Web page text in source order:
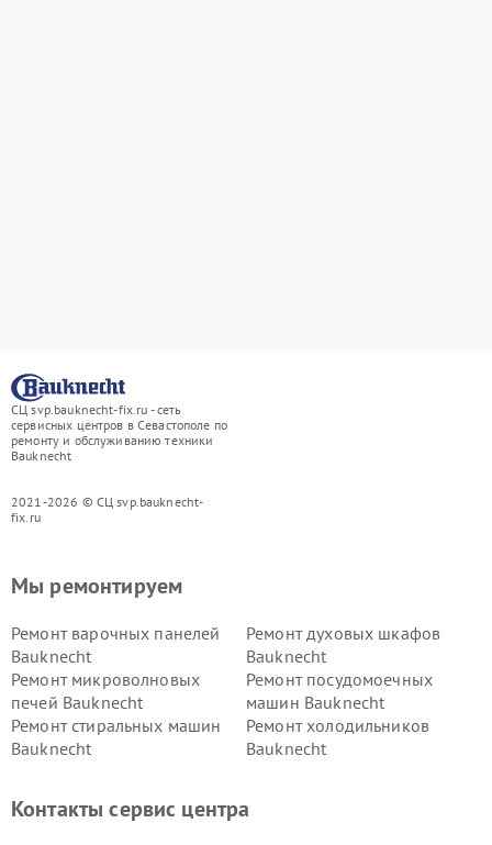
СЦ svp.bauknecht-fix.ru - сеть
сервисных центров в Севастополе по
ремонту и обслуживанию техники
Bauknecht
2021-2026 © СЦ svp.bauknecht-
fix.ru
Мы ремонтируем
Ремонт варочных панелей
Bauknecht
Ремонт духовых шкафов
Bauknecht
Ремонт микроволновых
печей Bauknecht
Ремонт посудомоечных
машин Bauknecht
Ремонт стиральных машин
Bauknecht
Ремонт холодильников
Bauknecht
Контакты сервис центра